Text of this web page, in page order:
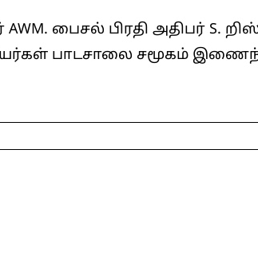
பைசல் பிரதி அதிபர் S.
பாடசாலை சமூகம்